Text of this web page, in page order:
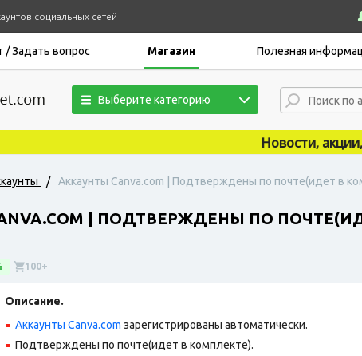
социальных сетей
/ Задать вопрос Магазин Полезная
Выберите категорию
Новости, акции,
/ Аккаунты Canva.com | Подтверждены по почте(идет в
| ПОДТВЕРЖДЕНЫ ПО
100+
Описание.
Аккаунты Canva.com зарегистрированы автоматически.
Подтверждены по почте(идет в комплекте).